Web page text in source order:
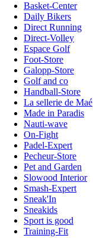
Basket-Center
Daily Bikers
Direct Running
Direct-Volley
Espace Golf
Foot-Store
Galopp-Store
Golf and co
Handball-Store
La sellerie de Maé
Made in Paradis
Nauti-wave
On-Fight
Padel-Expert
Pecheur-Store
Pet and Garden
Slowood Interior
Smash-Expert
Sneak'In
Sneakids
Sport is good
Training-Fit